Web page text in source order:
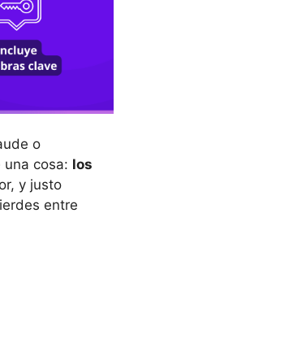
o
cosa: los
y justo
entre